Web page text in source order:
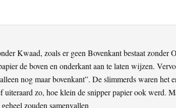
Kwaad, zoals er geen Bovenkant bestaat
de boven en onderkant aan te laten wijzen.
nog maar bovenkant”. De slimmerds waren het
uiteraard zo, hoe klein de snipper papier ook werd.
zouden samenvallen